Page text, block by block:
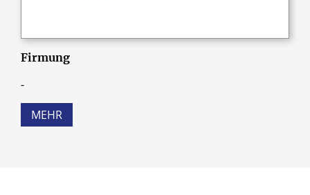
Firmung
-
MEHR